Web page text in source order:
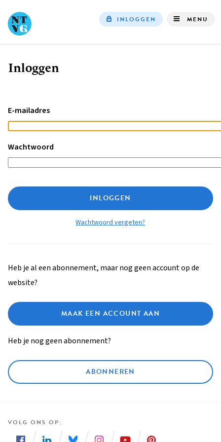
INLOGGEN MENU
Kruimelpad
Inloggen
E-mailadres
Wachtwoord
INLOGGEN
Wachtwoord vergeten?
Heb je al een abonnement, maar nog geen account op de
website?
MAAK EEN ACCOUNT AAN
Heb je nog geen abonnement?
ABONNEREN
VOLG ONS OP